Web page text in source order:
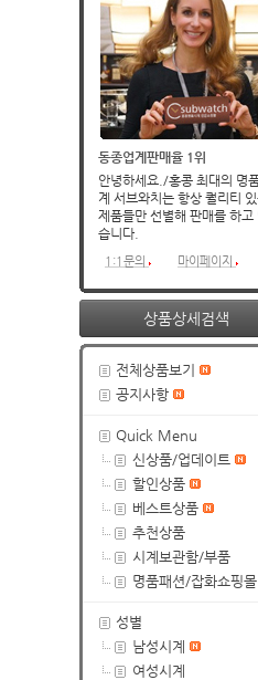
동종업계판매율 1위
습니다.
1:1문의 마이페이지
상품상세검색
전체상품보기
공지사항
Quick Menu
신상품/업데이트
할인상품
베스트상품
추천상품
시계보관함/부품
명품패션/잡화쇼핑몰
성별
남성시계
여성시계